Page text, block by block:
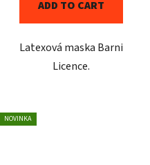
ADD TO CART
Latexová maska Barni
Licence.
NOVINKA